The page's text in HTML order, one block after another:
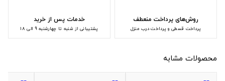
روش‌های پرداخت منعطف
پرداخت قسطی و پرداخت درب منزل
خدمات پس از خرید
پشتیبانی از شنبه تا چهارشنبه 9 الی 18
محصولات مشابه